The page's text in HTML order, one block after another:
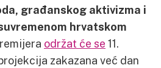
građanskog aktivizma i
hrvatskom
održat će se 11.
zakazana već dan